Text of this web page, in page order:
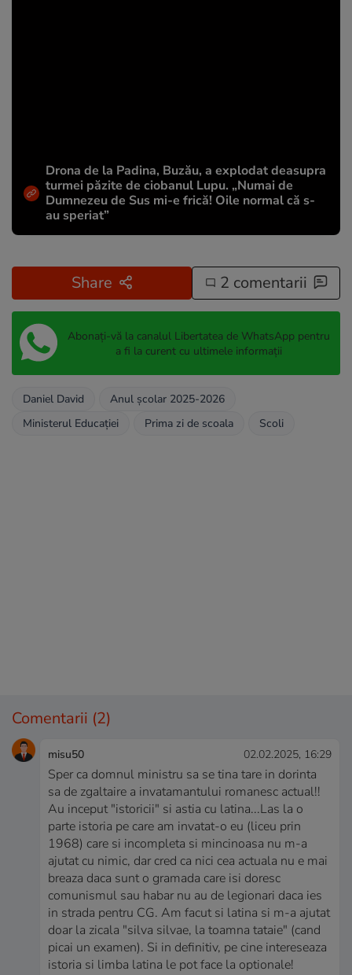
Drona de la Padina, Buzău, a explodat deasupra
turmei păzite de ciobanul Lupu. „Numai de
Dumnezeu de Sus mi-e frică! Oile normal că s-
au speriat”
Share 2 comentarii
Abonați-vă la canalul Libertatea de WhatsApp pentru
a fi la curent cu ultimele informații
Daniel David
Anul școlar 2025-2026
Ministerul Educaţiei
Prima zi de scoala Scoli
Comentarii (2)
misu50 02.02.2025, 16:29
Sper ca domnul ministru sa se tina tare in dorinta
sa de zgaltaire a invatamantului romanesc actual!!
Au inceput "istoricii" si astia cu latina...Las la o
parte istoria pe care am invatat-o eu (liceu prin
1968) care si incompleta si mincinoasa nu m-a
ajutat cu nimic, dar cred ca nici cea actuala nu e mai
breaza daca sunt o gramada care isi doresc
comunismul sau habar nu au de legionari daca ies
in strada pentru CG. Am facut si latina si m-a ajutat
doar la zicala "silva silvae, la toamna tataie" (cand
picai un examen). Si in definitiv, pe cine intereseaza
istoria si limba latina le pot face la optionale!